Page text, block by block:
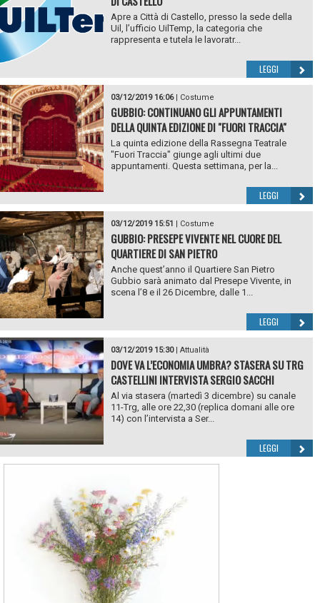
Apre a Città di Castello, presso la sede della
Uil, l’ufficio UilTemp, la categoria che
rappresenta e tutela le lavoratr...
LEGGI
03/12/2019 16:06| Costume
GUBBIO: CONTINUANO GLI APPUNTAMENTI
DELLA QUINTA EDIZIONE DI "FUORI TRACCIA"
La quinta edizione della Rassegna Teatrale
"Fuori Traccia" giunge agli ultimi due
appuntamenti. Questa settimana, per la...
LEGGI
03/12/2019 15:51 | Costume
GUBBIO: PRESEPE VIVENTE NEL CUORE DEL
QUARTIERE DI SAN PIETRO
Anche quest’anno il Quartiere San Pietro
Gubbio sarà animato dal Presepe Vivente, in
scena l’8 e il 26 Dicembre, dalle 1...
LEGGI
03/12/2019 15:30| Attualità
DOVE VA L’ECONOMIA UMBRA? STASERA SU TRG
CASTELLINI INTERVISTA SERGIO SACCHI
Al via stasera (martedì 3 dicembre) su canale
11-Trg, alle ore 22,30 (replica domani alle ore
14) con l’intervista a Ser...
LEGGI